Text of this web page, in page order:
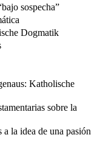
sospecha”
Dogmatik
Katholische
sobre la
la idea de una pasión